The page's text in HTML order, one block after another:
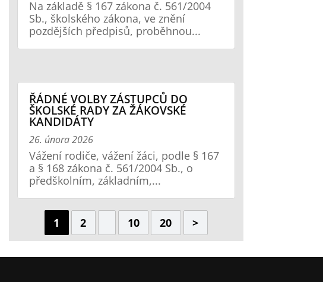
Na základě § 167 zákona č. 561/2004
Sb., školského zákona, ve znění
pozdějších předpisů, proběhnou...
ŘÁDNÉ VOLBY ZÁSTUPCŮ DO
ŠKOLSKÉ RADY ZA ŽÁKOVSKÉ
KANDIDÁTY
26. února 2026
Vážení rodiče, vážení žáci, podle § 167
a § 168 zákona č. 561/2004 Sb., o
předškolním, základním,...
1 2 10 20 >